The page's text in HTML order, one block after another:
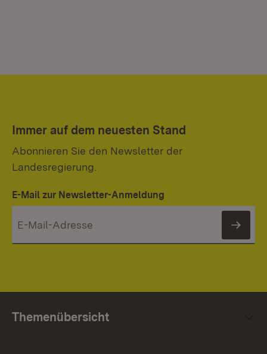
Immer auf dem neuesten Stand
Abonnieren Sie den Newsletter der
Landesregierung.
E-Mail zur Newsletter-Anmeldung
Themenübersicht